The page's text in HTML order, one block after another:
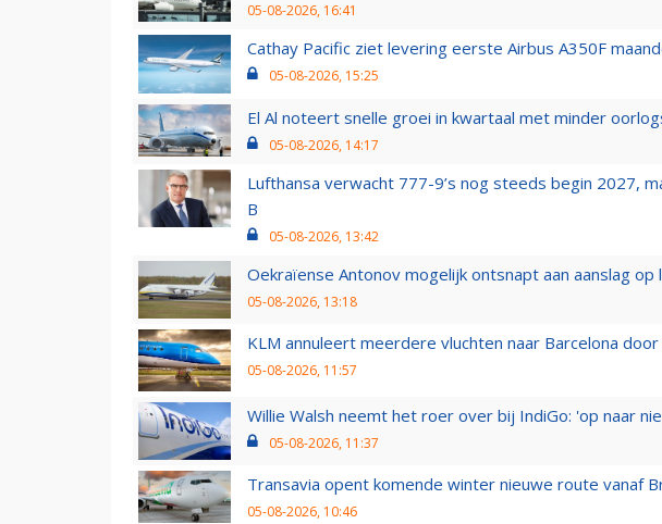
05-08-2026, 16:41
Cathay Pacific ziet levering eerste Airbus A350F
05-08-2026, 15:25
El Al noteert snelle groei in kwartaal met minder
05-08-2026, 14:17
Lufthansa verwacht 777-9’s nog steeds begin 2027,
B
05-08-2026, 13:42
Oekraïense Antonov mogelijk ontsnapt aan aanslag op
05-08-2026, 13:18
KLM annuleert meerdere vluchten naar Barcelona
05-08-2026, 11:57
Willie Walsh neemt het roer over bij IndiGo: 'op naar
05-08-2026, 11:37
Transavia opent komende winter nieuwe route vanaf
05-08-2026, 10:46